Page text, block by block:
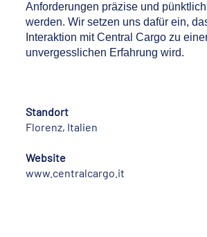
Anforderungen präzise und
werden. Wir setzen uns dafür ein,
Interaktion mit Central Cargo zu
unvergesslichen Erfahrung wird.
Standort
Florenz, Italien
Website
www.centralcargo.it